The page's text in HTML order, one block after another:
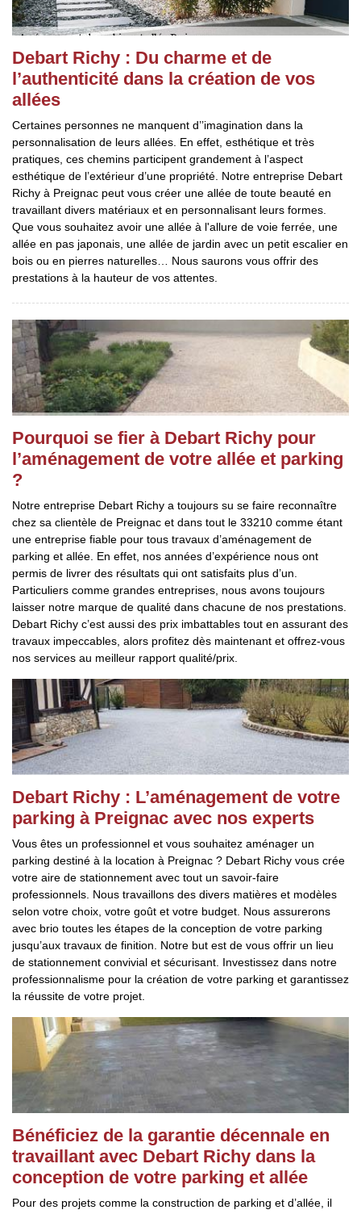
Debart Richy : Du charme et de
l’authenticité dans la création de vos
allées
Certaines personnes ne manquent d’’imagination dans la
personnalisation de leurs allées. En effet, esthétique et très
pratiques, ces chemins participent grandement à l’aspect
esthétique de l’extérieur d’une propriété. Notre entreprise Debart
Richy à Preignac peut vous créer une allée de toute beauté en
travaillant divers matériaux et en personnalisant leurs formes.
Que vous souhaitez avoir une allée à l'allure de voie ferrée, une
allée en pas japonais, une allée de jardin avec un petit escalier en
bois ou en pierres naturelles… Nous saurons vous offrir des
prestations à la hauteur de vos attentes.
Pourquoi se fier à Debart Richy pour
l’aménagement de votre allée et parking
?
Notre entreprise Debart Richy a toujours su se faire reconnaître
chez sa clientèle de Preignac et dans tout le 33210 comme étant
une entreprise fiable pour tous travaux d’aménagement de
parking et allée. En effet, nos années d’expérience nous ont
permis de livrer des résultats qui ont satisfaits plus d’un.
Particuliers comme grandes entreprises, nous avons toujours
laisser notre marque de qualité dans chacune de nos prestations.
Debart Richy c’est aussi des prix imbattables tout en assurant des
travaux impeccables, alors profitez dès maintenant et offrez-vous
nos services au meilleur rapport qualité/prix.
Debart Richy : L’aménagement de votre
parking à Preignac avec nos experts
Vous êtes un professionnel et vous souhaitez aménager un
parking destiné à la location à Preignac ? Debart Richy vous crée
votre aire de stationnement avec tout un savoir-faire
professionnels. Nous travaillons des divers matières et modèles
selon votre choix, votre goût et votre budget. Nous assurerons
avec brio toutes les étapes de la conception de votre parking
jusqu’aux travaux de finition. Notre but est de vous offrir un lieu
de stationnement convivial et sécurisant. Investissez dans notre
professionnalisme pour la création de votre parking et garantissez
la réussite de votre projet.
Bénéficiez de la garantie décennale en
travaillant avec Debart Richy dans la
conception de votre parking et allée
Pour des projets comme la construction de parking et d’allée, il